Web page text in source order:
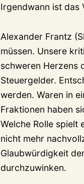
Irgendwann ist das
Alexander Frantz
müssen. Unsere
schweren Herzens
Steuergelder.
werden. Waren in
Fraktionen haben
Welche Rolle spielt
nicht mehr
Glaubwürdigkeit
durchzuwinken.